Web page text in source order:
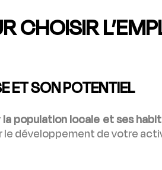
CHOISIR
ET SON POTENTIEL
la population locale et ses
le développement de votre